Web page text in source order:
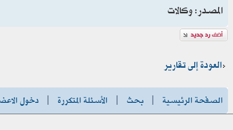
المصدر: وكالات
إضافة رد
العودة إلى تقارير
الصفحة الرئيسية | بحث | الأسئلة المتكررة | دخول